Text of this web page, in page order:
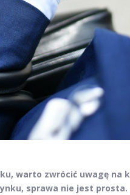
warto zwrócić uwagę na
sprawa nie jest